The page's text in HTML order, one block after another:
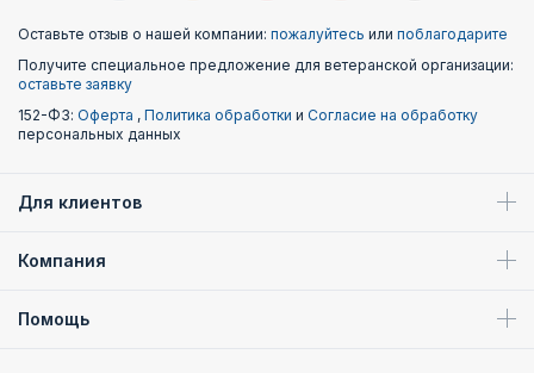
Оставьте отзыв о нашей компании: пожалуйтесь или поблагодарите
Получите специальное предложение для ветеранской организации:
оставьте заявку
152-ФЗ: Оферта , Политика обработки и Согласие на обработку
персональных данных
Для клиентов
Компания
Помощь